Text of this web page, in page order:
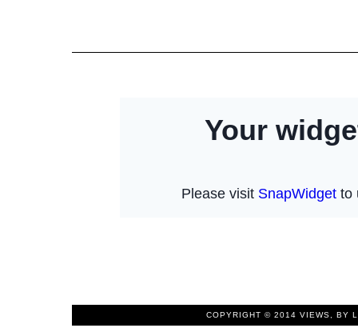
COPYRIGHT © 2014 VIEWS, BY